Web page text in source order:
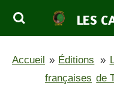
Passer
principal
LES
Accueil » Éditions
françaises
»
de